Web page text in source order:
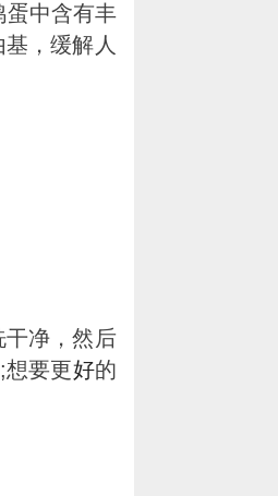
蛋中含有丰
，缓解人
干净，然后
想要更好的